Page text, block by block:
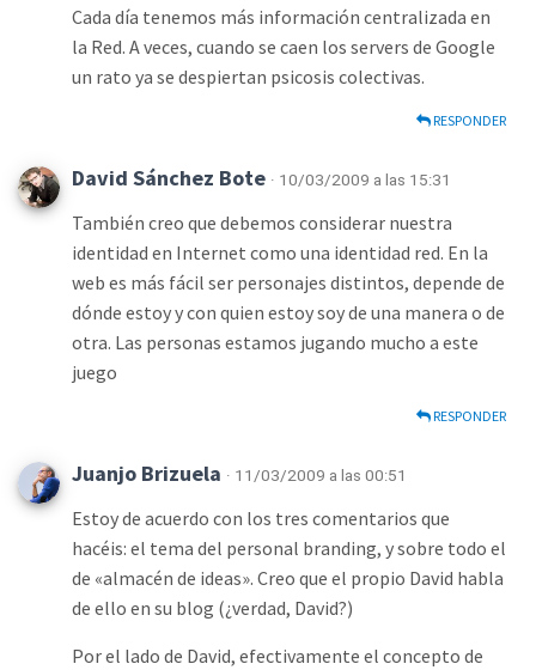
Cada día tenemos más información centralizada en
la Red. A veces, cuando se caen los servers de Google
un rato ya se despiertan psicosis colectivas.
RESPONDER
David Sánchez Bote · 10/03/2009 a las 15:31
También creo que debemos considerar nuestra
identidad en Internet como una identidad red. En la
web es más fácil ser personajes distintos, depende de
dónde estoy y con quien estoy soy de una manera o de
otra. Las personas estamos jugando mucho a este
juego
RESPONDER
Juanjo Brizuela · 11/03/2009 a las 00:51
Estoy de acuerdo con los tres comentarios que
hacéis: el tema del personal branding, y sobre todo el
de «almacén de ideas». Creo que el propio David habla
de ello en su blog (¿verdad, David?)
Por el lado de David, efectivamente el concepto de